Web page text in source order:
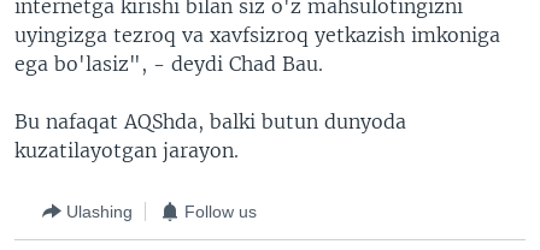
internetga kirishi bilan siz o'z mahsulotingizni
uyingizga tezroq va xavfsizroq yetkazish imkoniga
ega bo'lasiz", - deydi Chad Bau.
Bu nafaqat AQShda, balki butun dunyoda
kuzatilayotgan jarayon.
Ulashing Follow us